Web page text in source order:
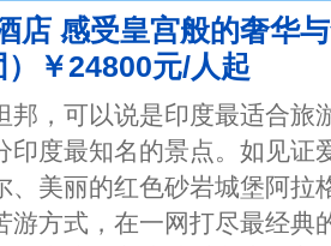
店 感受皇宫般的奢华
￥24800元/人起
邦，可以说是印度最适合旅
印度最知名的景点。如见证
、美丽的红色砂岩城堡阿
游方式，在一网打尽最经典